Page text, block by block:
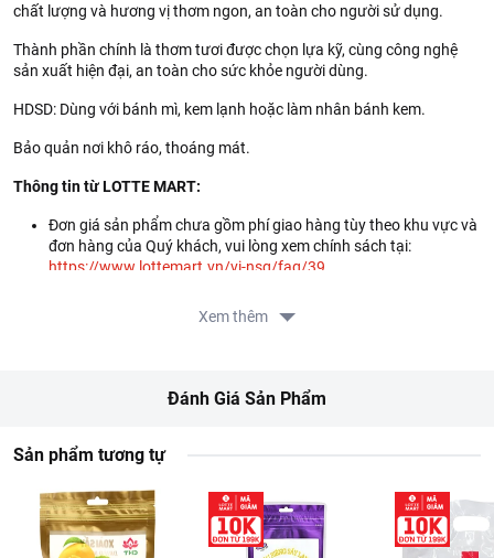
chất lượng và hương vị thơm ngon, an toàn cho người sử dụng.
Thành phần chính là thơm tươi được chọn lựa kỹ, cùng công nghệ
sản xuất hiện đại, an toàn cho sức khỏe người dùng.
HDSD: Dùng với bánh mì, kem lạnh hoặc làm nhân bánh kem.
Bảo quản nơi khô ráo, thoáng mát.
Thông tin từ LOTTE MART:
Đơn giá sản phẩm chưa gồm phí giao hàng tùy theo khu vực và
đơn hàng của Quý khách, vui lòng xem chính sách tại:
https://www.lottemart.vn/vi-nsg/faq/39
Xem thêm
Đánh Giá Sản Phẩm
Sản phẩm tương tự